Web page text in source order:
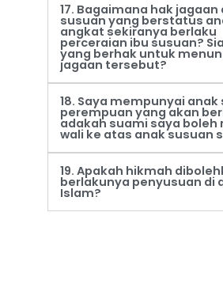
17. Bagaimana hak jagaan
susuan yang berstatus
angkat sekiranya berlaku
perceraian ibu susuan?
yang berhak untuk
jagaan tersebut?
18. Saya mempunyai anak
perempuan yang akan
adakah suami saya boleh
wali ke atas anak susuan
19. Apakah hikmah
berlakunya penyusuan di
Islam?